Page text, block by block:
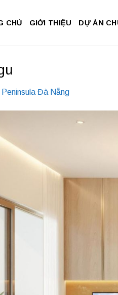
CHỦ GIỚI THIỆU DỰ ÁN
Peninsula Đà Nẵng